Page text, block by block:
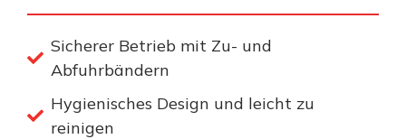
Sicherer Betrieb mit Zu- und
Abfuhrbändern
Hygienisches Design und leicht zu
reinigen